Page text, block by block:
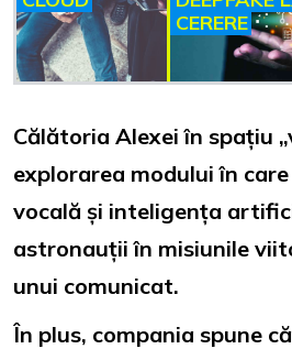
CERERE
Călătoria Alexei în spațiu
explorarea modului în
vocală și inteligența
astronauții în misiunile
unui comunicat.
În plus, compania spune